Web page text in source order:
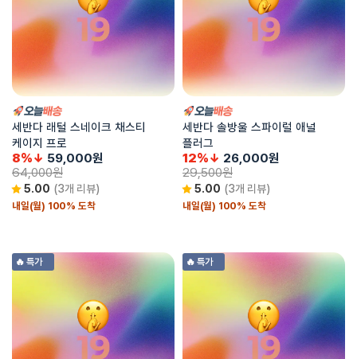
내일(월) 100% 도착
세반다 래털 스네이크 채스티
케이지 프로
8%↓ 59,000원
64,000원
5.00 (3개 리뷰)
내일(월) 100% 도착
세반다 솔방울 스파이럴 애널
플러그
12%↓ 26,000원
29,500원
5.00 (3개 리뷰)
🔥 특가 🔥 특가